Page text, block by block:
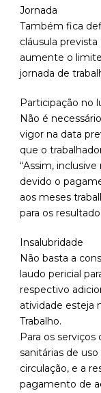
Jornada
Também fica
cláusula
aumente o
jornada de
Participação no
Não é
vigor na data
que o
“Assim,
devido o
aos meses
para os
Insalubridade
Não basta a
laudo pericial
respectivo
atividade esteja
Trabalho.
Para os
sanitárias de
circulação, e a
pagamento de